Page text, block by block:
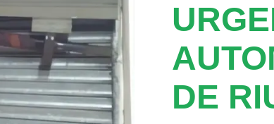
DE